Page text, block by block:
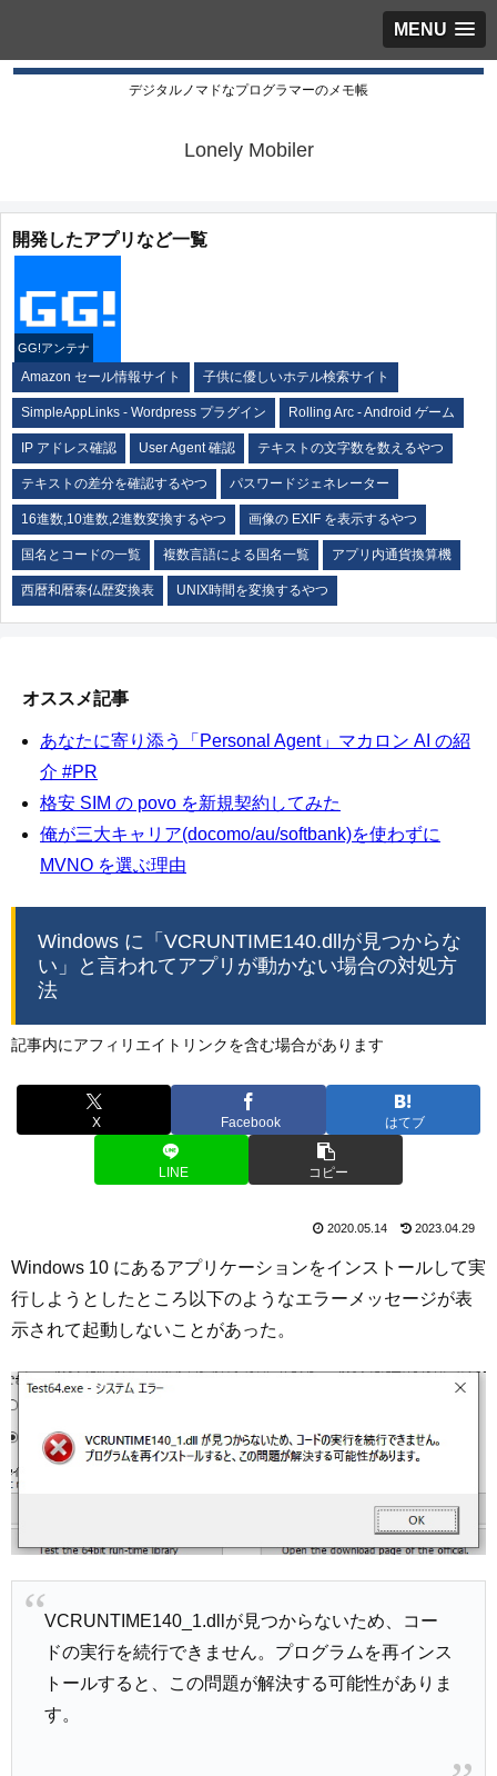
MENU
デジタルノマドなプログラマーのメモ帳
Lonely Mobiler
開発したアプリなど一覧
GG!アンテナ
Amazon セール情報サイト 子供に優しいホテル検索サイト
SimpleAppLinks - Wordpress プラグイン Rolling Arc - Android ゲーム
IP アドレス確認 User Agent 確認 テキストの文字数を数えるやつ
テキストの差分を確認するやつ パスワードジェネレーター
16進数,10進数,2進数変換するやつ 画像の EXIF を表示するやつ
国名とコードの一覧 複数言語による国名一覧 アプリ内通貨換算機
西暦和暦泰仏歴変換表 UNIX時間を変換するやつ
オススメ記事
あなたに寄り添う「Personal Agent」マカロン AI の紹
介 #PR
格安 SIM の povo を新規契約してみた
俺が三大キャリア(docomo/au/softbank)を使わずに
MVNO を選ぶ理由
Windows に「VCRUNTIME140.dllが見つからな
い」と言われてアプリが動かない場合の対処方
法
記事内にアフィリエイトリンクを含む場合があります
X Facebook はてブ
LINE コピー
2020.05.14 2023.04.29
Windows 10 にあるアプリケーションをインストールして実
行しようとしたところ以下のようなエラーメッセージが表
示されて起動しないことがあった。
VCRUNTIME140_1.dllが見つからないため、コー
ドの実行を続行できません。プログラムを再インス
トールすると、この問題が解決する可能性がありま
す。